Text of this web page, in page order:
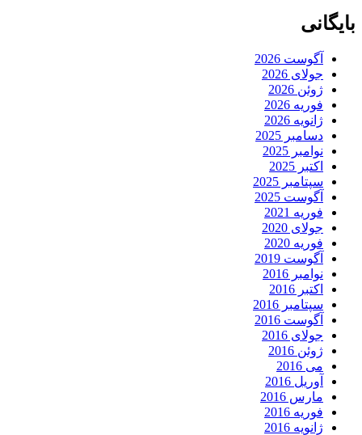
بایگانی
آگوست 2026
جولای 2026
ژوئن 2026
فوریه 2026
ژانویه 2026
دسامبر 2025
نوامبر 2025
اکتبر 2025
سپتامبر 2025
آگوست 2025
فوریه 2021
جولای 2020
فوریه 2020
آگوست 2019
نوامبر 2016
اکتبر 2016
سپتامبر 2016
آگوست 2016
جولای 2016
ژوئن 2016
می 2016
آوریل 2016
مارس 2016
فوریه 2016
ژانویه 2016